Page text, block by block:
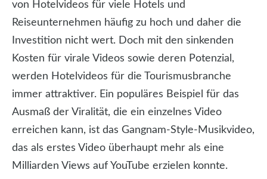
von Hotelvideos für viele Hotels und
Reiseunternehmen häufig zu hoch und daher die
Investition nicht wert. Doch mit den sinkenden
Kosten für virale Videos sowie deren Potenzial,
werden Hotelvideos für die Tourismusbranche
immer attraktiver. Ein populäres Beispiel für das
Ausmaß der Viralität, die ein einzelnes Video
erreichen kann, ist das Gangnam-Style-Musikvideo,
das als erstes Video überhaupt mehr als eine
Milliarden Views auf YouTube erzielen konnte.